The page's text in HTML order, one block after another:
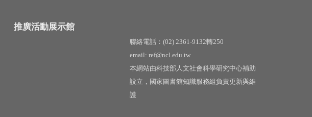
推廣活動展示館
聯絡電話：(02) 2361-9132轉250
email: ref@ncl.edu.tw
本網站由科技部人文社會科學研究中心補助
設立，國家圖書館知識服務組負責更新與維
護